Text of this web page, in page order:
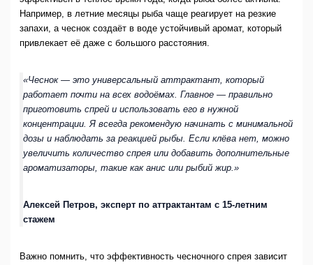
Например, в летние месяцы рыба чаще реагирует на резкие
запахи, а чеснок создаёт в воде устойчивый аромат, который
привлекает её даже с большого расстояния.
«Чеснок — это универсальный аттрактант, который
работает почти на всех водоёмах. Главное — правильно
приготовить спрей и использовать его в нужной
концентрации. Я всегда рекомендую начинать с минимальной
дозы и наблюдать за реакцией рыбы. Если клёва нет, можно
увеличить количество спрея или добавить дополнительные
ароматизаторы, такие как анис или рыбий жир.»
Алексей Петров, эксперт по аттрактантам с 15-летним
стажем
Важно помнить, что эффективность чесночного спрея зависит